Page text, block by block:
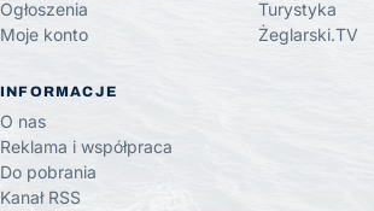
Ogłoszenia
Moje konto
Turystyka
Żeglarski.TV
INFORMACJE
O nas
Reklama i współpraca
Do pobrania
Kanał RSS